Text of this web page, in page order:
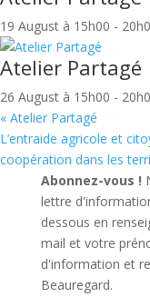
19 August à 15h00 -
Atelier Partagé
26 August à 15h00 -
« Atelier Partagé
L’entraide agricole et
coopération dans les
Abonnez-vous !
lettre
dessous en
mail et votre
d'information et
Beauregard.